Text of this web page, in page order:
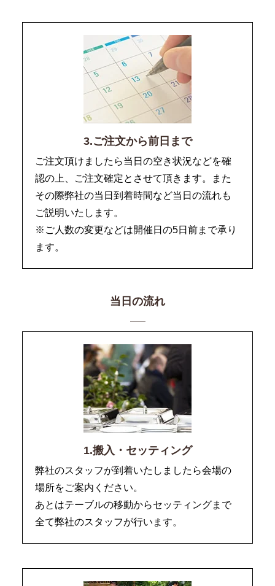
3.ご注文から前日まで
ご注文頂けましたら当日の空き状況などを確
認の上、ご注文確定とさせて頂きます。また
その際弊社の当日到着時間など当日の流れも
ご説明いたします。
※ご人数の変更などは開催日の5日前まで承り
ます。
当日の流れ
1.搬入・セッティング
弊社のスタッフが到着いたしましたら会場の
場所をご案内ください。
あとはテーブルの移動からセッティングまで
全て弊社のスタッフが行います。